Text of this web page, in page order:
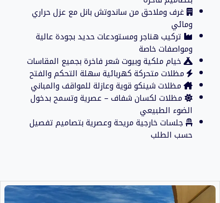
غرف وملاحق من ساندوتش بانل مع عزل حراري
ومائي
تركيب هناجر ومستودعات حديد بجودة عالية
ومواصفات خاصة
خيام ملكية وبيوت شعر فاخرة بجميع المقاسات
مظلات متحركة كهربائية سهلة التحكم والفتح
مظلات شينكو قوية وعازلة للمواقف والمباني
مظلات لكسان شفاف – عصرية وتسمح بدخول
الضوء الطبيعي
جلسات خارجية مريحة وعصرية بتصاميم تفصيل
حسب الطلب